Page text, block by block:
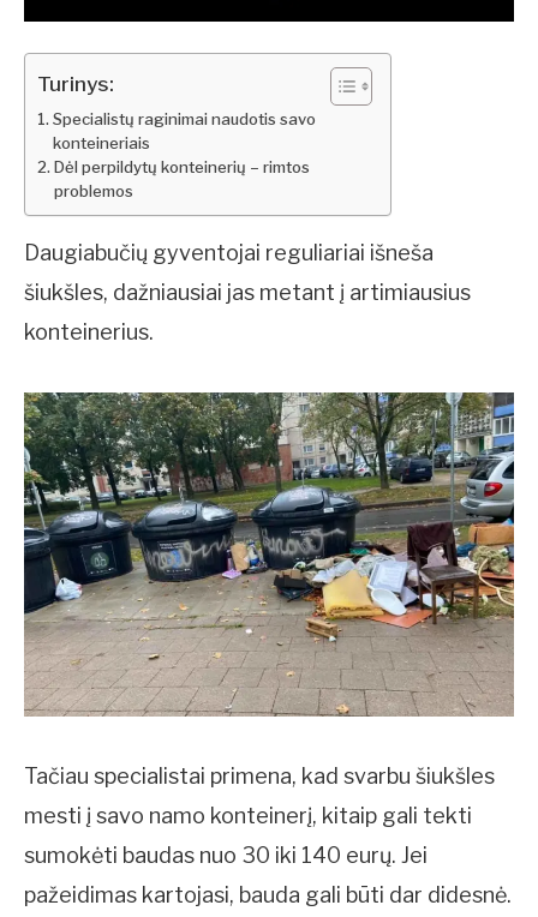
Turinys:
Specialistų raginimai naudotis savo
konteineriais
Dėl perpildytų konteinerių – rimtos
problemos
Daugiabučių gyventojai reguliariai išneša
šiukšles, dažniausiai jas metant į artimiausius
konteinerius.
Tačiau specialistai primena, kad svarbu šiukšles
mesti į savo namo konteinerį, kitaip gali tekti
sumokėti baudas nuo 30 iki 140 eurų. Jei
pažeidimas kartojasi, bauda gali būti dar didesnė.